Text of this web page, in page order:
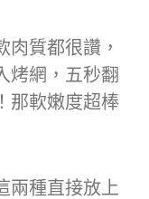
肉質都很讚，
烤網，五秒翻
那軟嫩度超棒
兩種直接放上